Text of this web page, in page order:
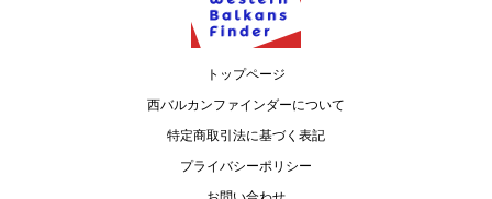
トップページ
西バルカンファインダーについて
特定商取引法に基づく表記
プライバシーポリシー